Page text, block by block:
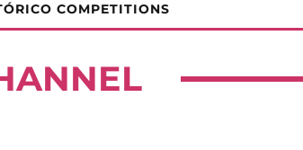
COMPETITIONS